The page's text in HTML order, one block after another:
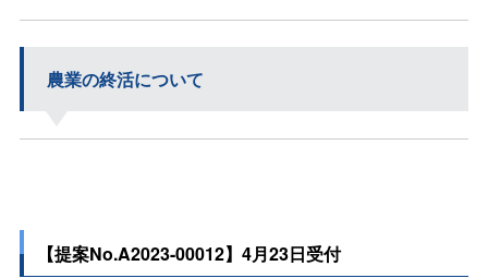
農業の終活について
【提案No.A2023-00012】4月23日受付